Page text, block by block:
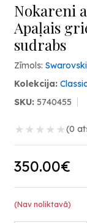
Nokareni
Apaļais
sudrabs
Zīmols: Swarovski
Kolekcija:
SKU: 5740455
★ ★ ★ ★ ★(0
350.00€
(Nav noliktavā)